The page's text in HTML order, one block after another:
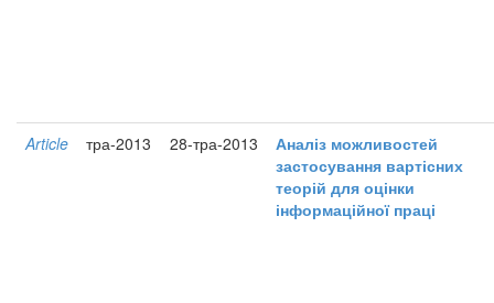
Article тра-2013 28-тра-2013
Аналіз можливостей
застосування вартісних
теорій для оцінки
інформаційної праці